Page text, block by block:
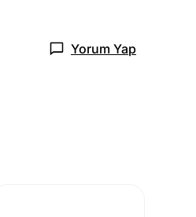
Yorum Yap